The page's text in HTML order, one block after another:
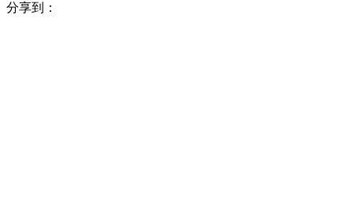
分享到：